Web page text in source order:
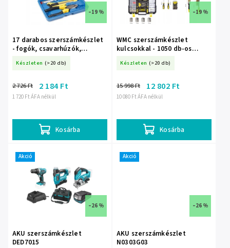
–19 %
17 darabos szerszámkészlet
- fogók, csavarhúzók,
Készleten (>20 db)
1 720 Ft ÁFA nélkül
2 726 Ft 2 184 Ft
Kosárba
–19 %
WMC szerszámkészlet
kulcsokkal - 1050 db-os
Készleten (>20 db)
10 080 Ft ÁFA nélkül
15 998 Ft 12 802 Ft
Kosárba
Akció
–26 %
AKU szerszámkészlet
DED7015
Akció
–26 %
AKU szerszámkészlet
N0303G03